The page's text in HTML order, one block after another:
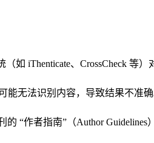
如 iThenticate、CrossCheck 等
能无法识别内容，导致结果不准确
“作者指南”（Author Guidelines）